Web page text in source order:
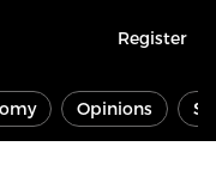
Register
Opinions